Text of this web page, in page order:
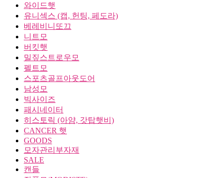
와이드햇
유니섹스 (캡, 헌팅, 페도라)
베레비니또끄
니트모
버킷햇
밀짚스트로우모
펠트모
스포츠골프아웃도어
남성모
빅사이즈
패시네이터
히스토릭 (아얌, 갓탑햇비)
CANCER 햇
GOODS
모자관리부자재
SALE
캔들